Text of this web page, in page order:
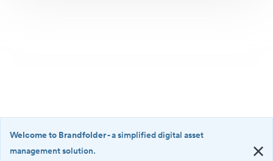
Welcome to Brandfolder- a simplified digital asset
management solution.